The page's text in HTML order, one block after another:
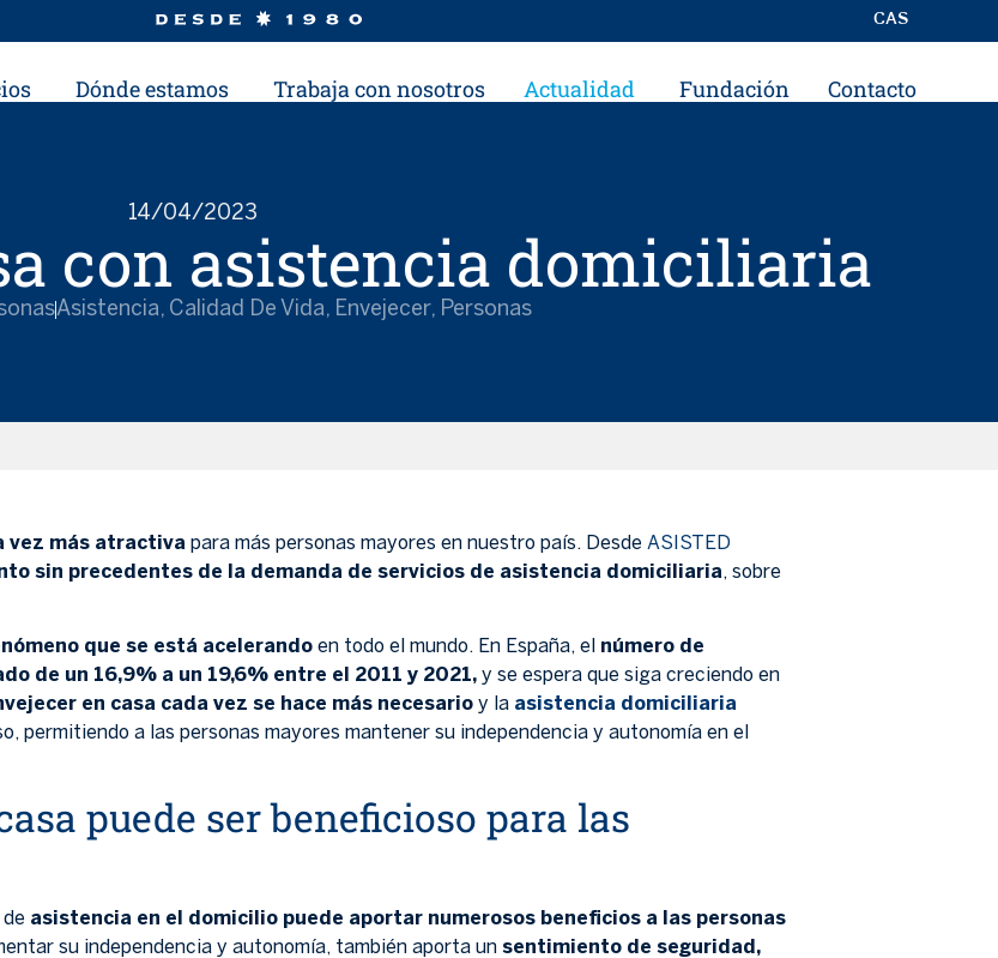
CAS
Dónde estamos Trabaja con nosotros Actualidad Fundación Contacto
14/04/2023
con asistencia domiciliaria
Asistencia, Calidad De Vida, Envejecer, Personas
vez más atractiva para más personas mayores en nuestro país. Desde ASISTED
sin precedentes de la demanda de servicios de asistencia domiciliaria, sobre
que se está acelerando en todo el mundo. En España, el número de
de un 16,9% a un 19,6% entre el 2011 y 2021, y se espera que siga creciendo en
en casa cada vez se hace más necesario y la asistencia domiciliaria
permitiendo a las personas mayores mantener su independencia y autonomía en el
puede ser beneficioso para las
asistencia en el domicilio puede aportar numerosos beneficios a las personas
su independencia y autonomía, también aporta un sentimiento de seguridad,